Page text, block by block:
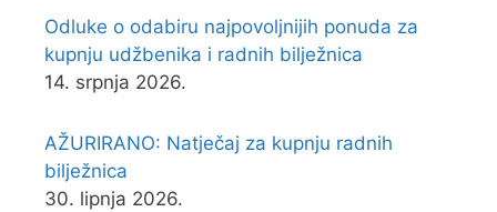
Odluke o odabiru najpovoljnijih ponuda za
kupnju udžbenika i radnih bilježnica
14. srpnja 2026.
AŽURIRANO: Natječaj za kupnju radnih
bilježnica
30. lipnja 2026.